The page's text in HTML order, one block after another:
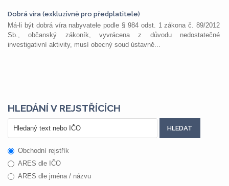
Dobrá víra (exkluzivně pro předplatitele)
Má-li být dobrá víra nabyvatele podle § 984 odst. 1 zákona č. 89/2012
Sb., občanský zákoník, vyvrácena z důvodu nedostatečné
investigativní aktivity, musí obecný soud ústavně...
HLEDÁNÍ V REJSTŘÍCÍCH
Obchodní rejstřík
ARES dle IČO
ARES dle jména / názvu